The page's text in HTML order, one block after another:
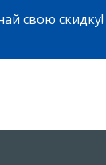
свою скидку!